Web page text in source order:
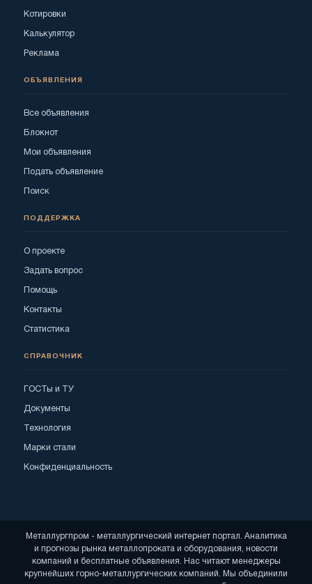
Котировки
Калькулятор
Реклама
ОБЪЯВЛЕНИЯ
Все объявления
Блокнот
Мои объявления
Подать объявление
Поиск
ПОДДЕРЖКА
О проекте
Задать вопрос
Помощь
Контакты
Статистика
СПРАВОЧНИК
ГОСТы и ТУ
Документы
Технология
Марки стали
Конфиденциальность
Металлургпром - металлургический интернет портал. Аналитика
и прогнозы рынка металлопроката и оборудования, новости
компаний и бесплатные объявления. Нас читают менеджеры
крупнейших горно-металлургических компаний. Мы объединили